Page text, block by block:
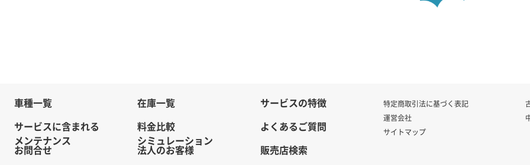
車種一覧 在庫一覧
サービスの特徴
サービスに含まれる
メンテナンス
料金比較
シミュレーション
よくあるご質問
お問合せ
法人のお客様 販売店検索
特定商取引法に基づく表記
運営会社
サイトマップ